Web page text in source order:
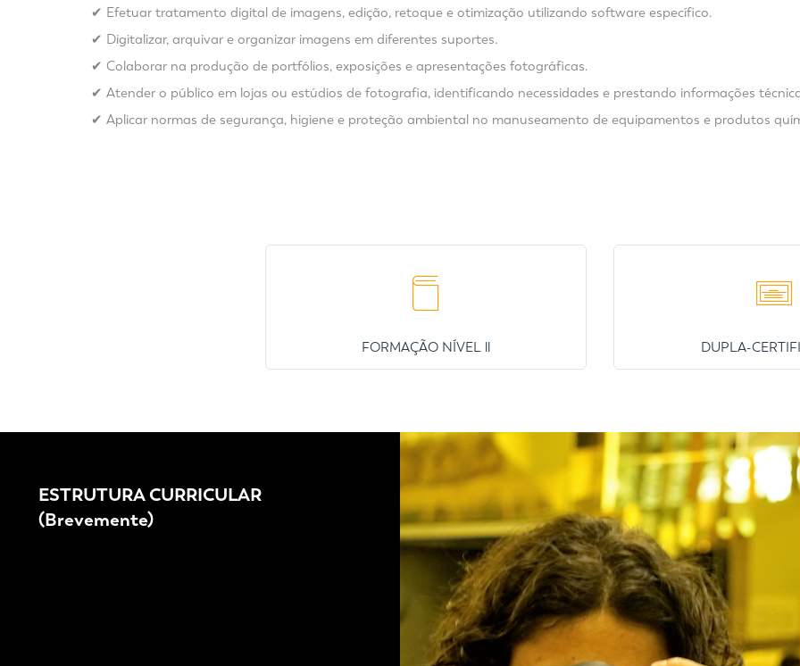
✔ Efetuar tratamento digital de imagens, edição, retoque e otimização utilizando software específico.
✔ Digitalizar, arquivar e organizar imagens em diferentes suportes.
✔ Colaborar na produção de portfólios, exposições e apresentações fotográficas.
✔ Atender o público em lojas ou estúdios de fotografia, identificando necessidades e prestando informações
✔ Aplicar normas de segurança, higiene e proteção ambiental no manuseamento de equipamentos e produtos
FORMAÇÃO NÍVEL ll DUPLA-
ESTRUTURA CURRICULAR
(Brevemente)